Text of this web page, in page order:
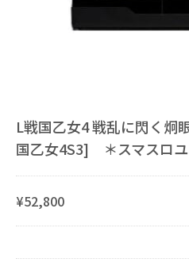
L戦国乙女4 戦乱に閃く
国乙女4S3] ＊スマスロ
¥52,800